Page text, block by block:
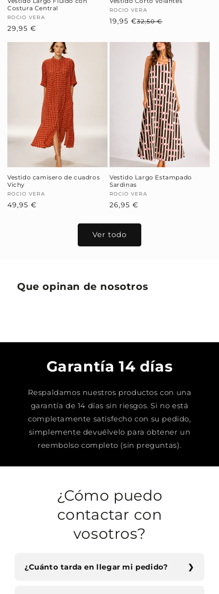
Costura Central
Proveedor:
ROCIO VERA
Precio
29,95 €
Proveedor:
ROCIO VERA
32,50 €
oferta
19,95 €
Vestido camisero de cuadros
Vichy
Proveedor:
ROCIO VERA
Precio
49,95 €
Vestido Largo Estampado
Sardinas
Proveedor:
ROCIO VERA
Precio
26,95 €
Ver todo
Que opinan de nosotros
Garantía 14 días
Respaldamos nuestros productos con una
garantía de 14 días sin riesgos. Si no está
completamente satisfecho con su pedido,
simplemente devuélvelo para obtener un
reembolso completo (sin preguntas).
¿Cómo puedo
contactar con
vosotros?
¿Cuánto tarda en llegar mi pedido?